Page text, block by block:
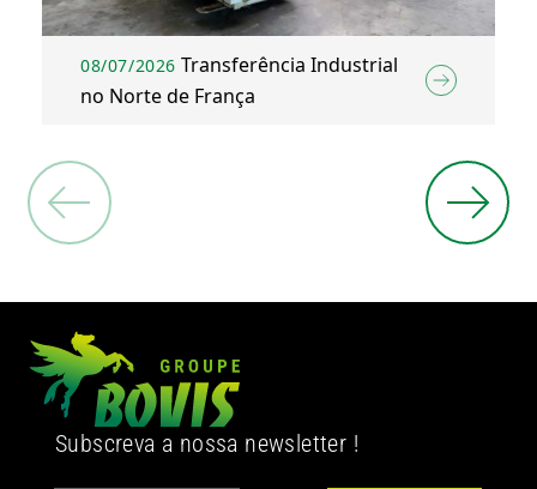
08/07/2026 Transferência Industrial
no Norte de França
Subscreva a nossa newsletter !